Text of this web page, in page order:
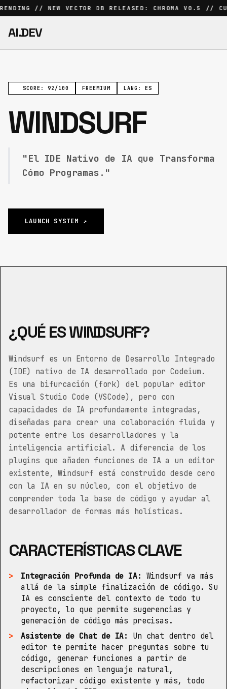
// NEW VECTOR DB RELEASED: CHROMA V0.5 //
AI.DEV
SCORE: 92/100 FREEMIUM LANG: ES
WINDSURF
"El IDE Nativo de IA que Transforma
Cómo Programas."
LAUNCH SYSTEM ↗
¿QUÉ ES WINDSURF?
Windsurf es un Entorno de Desarrollo Integrado
(IDE) nativo de IA desarrollado por Codeium.
Es una bifurcación (fork) del popular editor
Visual Studio Code (VSCode), pero con
capacidades de IA profundamente integradas,
diseñadas para crear una colaboración fluida y
potente entre los desarrolladores y la
inteligencia artificial. A diferencia de los
plugins que añaden funciones de IA a un editor
existente, Windsurf está construido desde cero
con la IA en su núcleo, con el objetivo de
comprender toda la base de código y ayudar al
desarrollador de formas más holísticas.
CARACTERÍSTICAS CLAVE
Integración Profunda de IA: Windsurf va más
allá de la simple finalización de código. Su
IA es consciente del contexto de todo tu
proyecto, lo que permite sugerencias y
generación de código más precisas.
Asistente de Chat de IA:
Un chat dentro del
editor te permite hacer preguntas sobre tu
código, generar funciones a partir de
descripciones en lenguaje natural,
refactorizar código existente y más, todo